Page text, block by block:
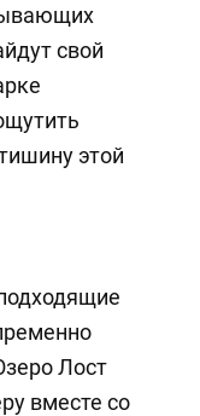
свой
этой
Лост
вместе со